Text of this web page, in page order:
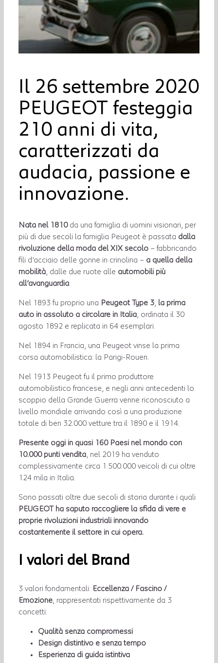
Il 26 settembre 2020
PEUGEOT festeggia
210 anni di vita,
caratterizzati da
audacia, passione e
innovazione.
Nata nel 1810da una famiglia di uomini visionari, per
più di due secoli la famiglia Peugeot è passata dalla
rivoluzione della moda del XIX secolo – fabbricando
fili d’acciaio delle gonne in crinolina – a quella della
mobilità , dalle due ruote alle automobili più
all’avanguardia
Nel 1893 fu proprio una Peugeot Type 3
la prima
auto in assoluto a circolare in Italia , ordinata il 30
agosto 1892 e replicata in 64 esemplari.
Nel 1894 in Francia, una Peugeot vinse la prima
corsa automobilistica: la Parigi-Rouen.
Nel 1913 Peugeot fu il primo produttore
automobilistico francese, e negli anni antecedenti lo
scoppio della Grande Guerra venne riconosciuto a
livello mondiale arrivando così a una produzione
totale di ben 32.000 vetture tra il 1890 e il 1914.
Presente oggi in quasi 160 Paesi nel mondo con
10.000 punti vendita , nel 2019 ha venduto
complessivamente circa 1.500.000 veicoli di cui oltre
124 mila in Italia.
Sono passati oltre due secoli di storia durante i quali
PEUGEOT ha saputo raccogliere la sfida di vere e
proprie rivoluzioni industriali innovando
costantemente il settore in cui opera.
I valori del Brand
3 valori fondamentali: Eccellenza / Fascino /
Emozione , rappresentati rispettivamente da 3
concetti:
Qualità senza compromessi
Design distintivo e senza tempo
Esperienza di guida istintiva